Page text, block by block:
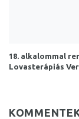
18. alkalommal
Lovasterápiás